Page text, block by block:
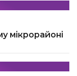
мікрорайоні